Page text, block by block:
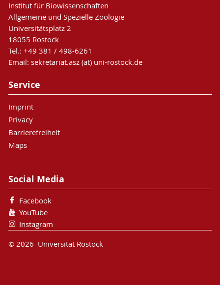
Institut für Biowissenschaften
Allgemeine und Spezielle Zoologie
Universitätsplatz 2
18055 Rostock
Tel.: +49 381 / 498-6261
Email: sekretariat.asz (at) uni-rostock.de
Service
Imprint
Privacy
Barrierefreiheit
Maps
Social Media
Facebook
YouTube
Instagram
© 2026 Universität Rostock